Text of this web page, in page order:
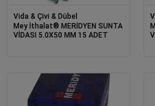
Vida & Çivi & Dübel
Mey İthalat® MERİDYEN SUNTA
VİDASI 5.0X50 MM 15 ADET